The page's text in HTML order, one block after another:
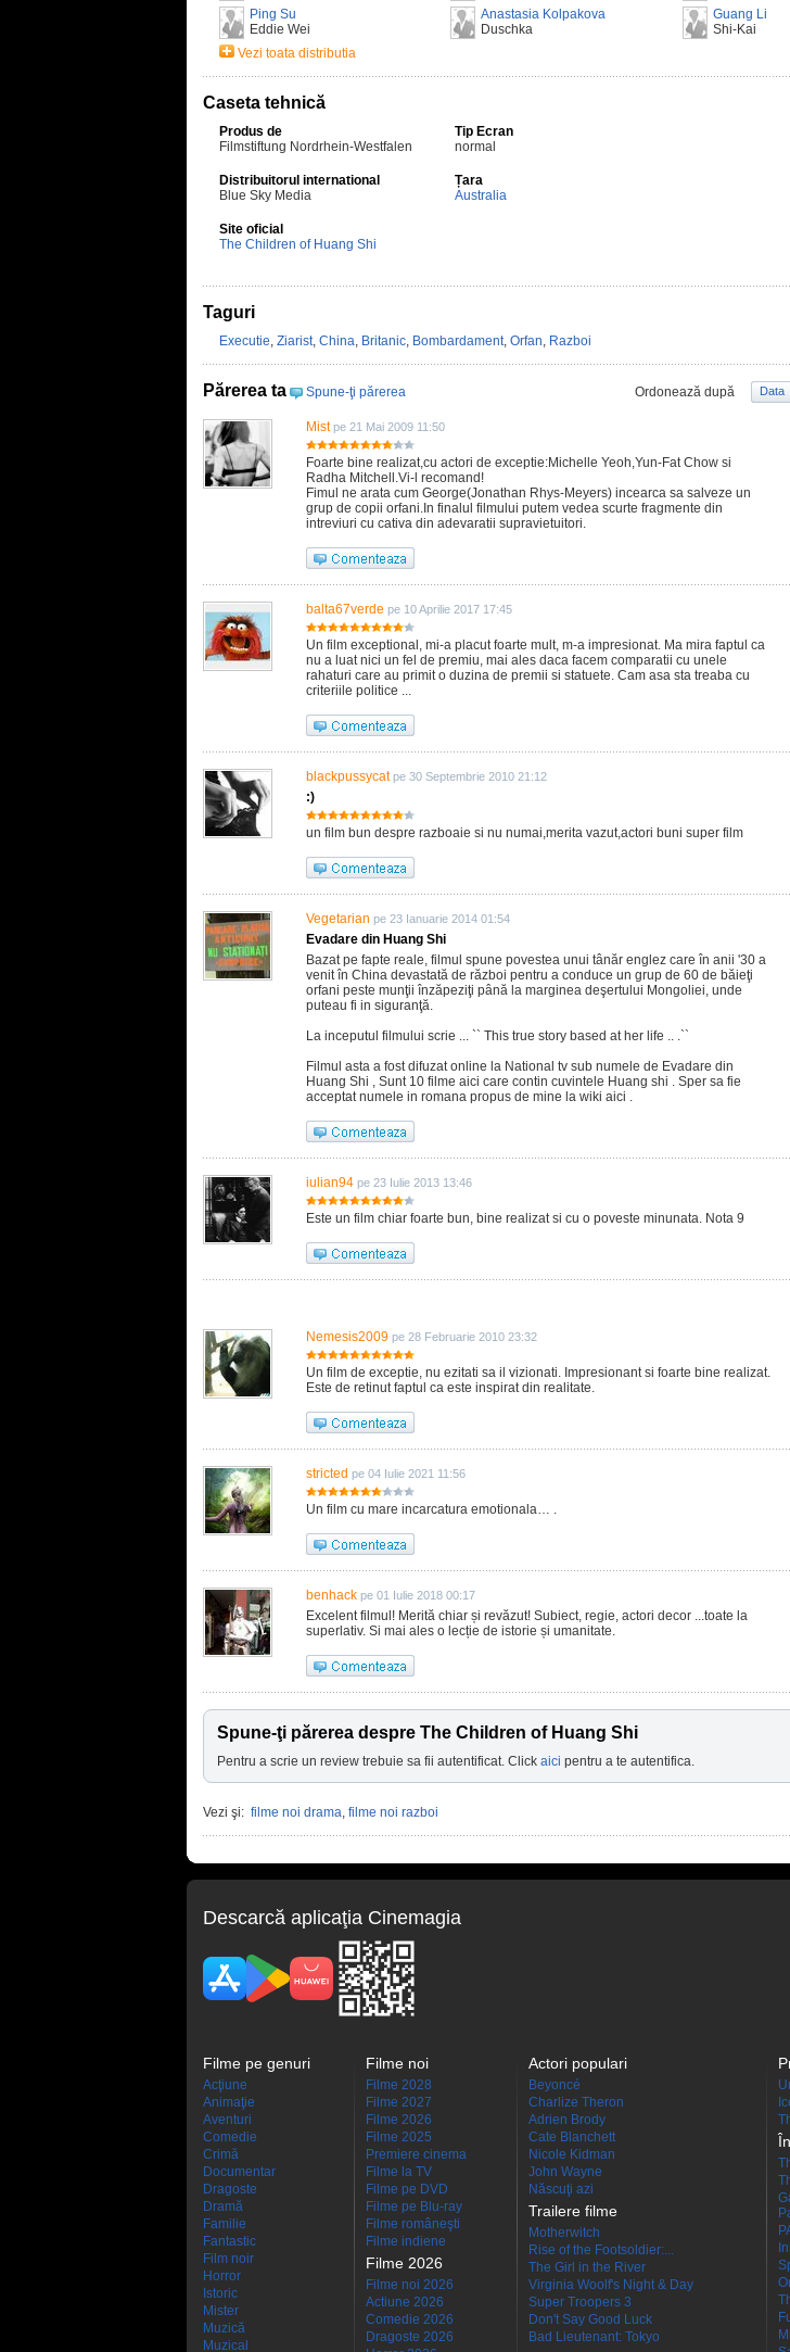
Ping Su
Eddie Wei
Anastasia Kolpakova
Duschka
Guang Li
Shi-Kai
Vezi toata distributia
Caseta tehnică
Produs de
Filmstiftung Nordrhein-Westfalen
Tip Ecran
normal
Distribuitorul international
Blue Sky Media
Țara
Australia
Site oficial
The Children of Huang Shi
Taguri
Executie, Ziarist, China, Britanic, Bombardament, Orfan, Razboi
Părerea ta Spune-ţi părerea Ordonează după Data
Mist pe 21 Mai 2009 11:50
Foarte bine realizat,cu actori de exceptie:Michelle Yeoh,Yun-Fat Chow si
Radha Mitchell.Vi-l recomand!
Fimul ne arata cum George(Jonathan Rhys-Meyers) incearca sa salveze un
grup de copii orfani.In finalul filmului putem vedea scurte fragmente din
intreviuri cu cativa din adevaratii supravietuitori.
balta67verde pe 10 Aprilie 2017 17:45
Un film exceptional, mi-a placut foarte mult, m-a impresionat. Ma mira faptul ca
nu a luat nici un fel de premiu, mai ales daca facem comparatii cu unele
rahaturi care au primit o duzina de premii si statuete. Cam asa sta treaba cu
criteriile politice ...
blackpussycat pe 30 Septembrie 2010 21:12
:)
un film bun despre razboaie si nu numai,merita vazut,actori buni super film
Vegetarian pe 23 Ianuarie 2014 01:54
Evadare din Huang Shi
Bazat pe fapte reale, filmul spune povestea unui tânăr englez care în anii '30 a
venit în China devastată de război pentru a conduce un grup de 60 de băieţi
orfani peste munţii înzăpeziţi până la marginea deşertului Mongoliei, unde
puteau fi in siguranţă.
La inceputul filmului scrie ... `` This true story based at her life .. .``
Filmul asta a fost difuzat online la National tv sub numele de Evadare din
Huang Shi , Sunt 10 filme aici care contin cuvintele Huang shi . Sper sa fie
acceptat numele in romana propus de mine la wiki aici .
iulian94 pe 23 Iulie 2013 13:46
Este un film chiar foarte bun, bine realizat si cu o poveste minunata. Nota 9
Nemesis2009 pe 28 Februarie 2010 23:32
Un film de exceptie, nu ezitati sa il vizionati. Impresionant si foarte bine realizat.
Este de retinut faptul ca este inspirat din realitate.
stricted pe 04 Iulie 2021 11:56
Un film cu mare incarcatura emotionala… .
benhack pe 01 Iulie 2018 00:17
Excelent filmul! Merită chiar și revăzut! Subiect, regie, actori decor ...toate la
superlativ. Si mai ales o lecție de istorie și umanitate.
Spune-ţi părerea despre The Children of Huang Shi
Pentru a scrie un review trebuie sa fii autentificat. Click aici pentru a te autentifica.
Vezi şi: filme noi drama, filme noi razboi
Descarcă aplicaţia Cinemagia
Filme pe genuri
Acţiune
Animaţie
Aventuri
Comedie
Crimă
Documentar
Dragoste
Dramă
Familie
Fantastic
Film noir
Horror
Istoric
Mister
Muzică
Muzical
Filme noi
Filme 2028
Filme 2027
Filme 2026
Filme 2025
Premiere cinema
Filme la TV
Filme pe DVD
Filme pe Blu-ray
Filme româneşti
Filme indiene
Filme 2026
Filme noi 2026
Actiune 2026
Comedie 2026
Dragoste 2026
Actori populari
Beyoncé
Charlize Theron
Adrien Brody
Cate Blanchett
Nicole Kidman
John Wayne
Născuţi azi
Trailere filme
Motherwitch
Rise of the Footsoldier:...
The Girl in the River
Virginia Woolf's Night & Day
Super Troopers 3
Don't Say Good Luck
Bad Lieutenant: Tokyo